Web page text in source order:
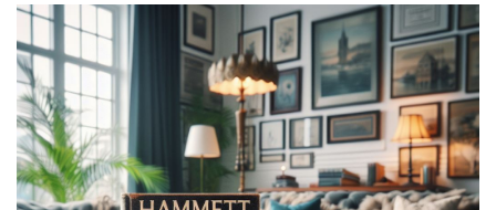
octobre 2023
septembre 2023
août 2023
juillet 2023
juin 2023